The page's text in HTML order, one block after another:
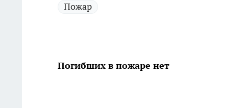
Пожар
Погибших в пожаре нет